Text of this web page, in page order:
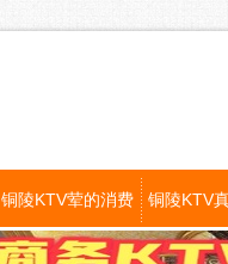
铜陵KTV荤的消费 铜陵KTV